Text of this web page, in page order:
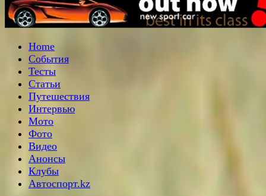
Home
События
Тесты
Статьи
Путешествия
Интервью
Мото
Фото
Видео
Анонсы
Клубы
Автоспорт.kz